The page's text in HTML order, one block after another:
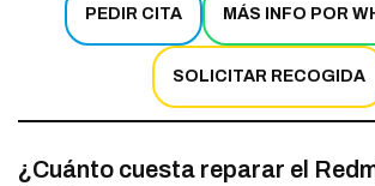
PEDIR CITA MÁS INFO POR
SOLICITAR RECOGIDA
¿Cuánto cuesta reparar el